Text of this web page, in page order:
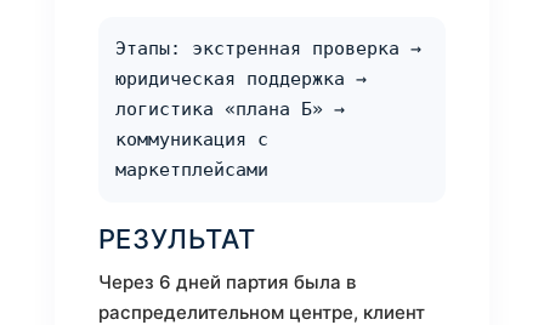
Этапы: экстренная проверка →
юридическая поддержка →
логистика «плана Б» →
коммуникация с
маркетплейсами
РЕЗУЛЬТАТ
Через 6 дней партия была в
распределительном центре, клиент